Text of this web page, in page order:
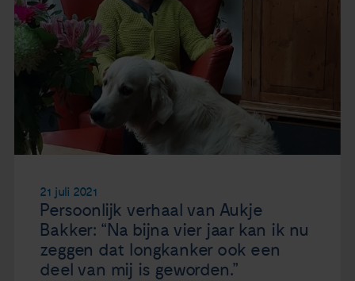
21 juli 2021
Persoonlijk verhaal van Aukje
Bakker: “Na bijna vier jaar kan ik nu
zeggen dat longkanker ook een
deel van mij is geworden.”